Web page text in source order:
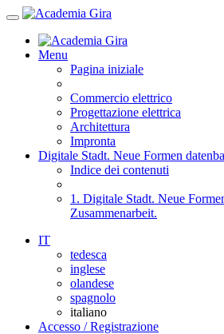
Menu
Pagina iniziale
Commercio elettrico
Progettazione elettrica
Architettura
Impronta
Digitale Stadt. Neue Formen
Indice dei contenuti
1. Digitale Stadt. Neue
Zusammenarbeit.
IT
tedesca
inglese
olandese
spagnolo
italiano
Accesso / Registrazione